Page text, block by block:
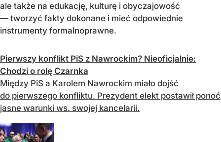
ale także na edukację, kulturę i obyczajowość
— tworzyć fakty dokonane i mieć odpowiednie
instrumenty formalnoprawne.
Pierwszy konflikt PiS z Nawrockim? Nieoficjalnie:
Chodzi o rolę Czarnka
Między PiS a Karolem Nawrockim miało dojść
do pierwszego konfliktu. Prezydent elekt postawił ponoć
jasne warunki ws. swojej kancelarii.